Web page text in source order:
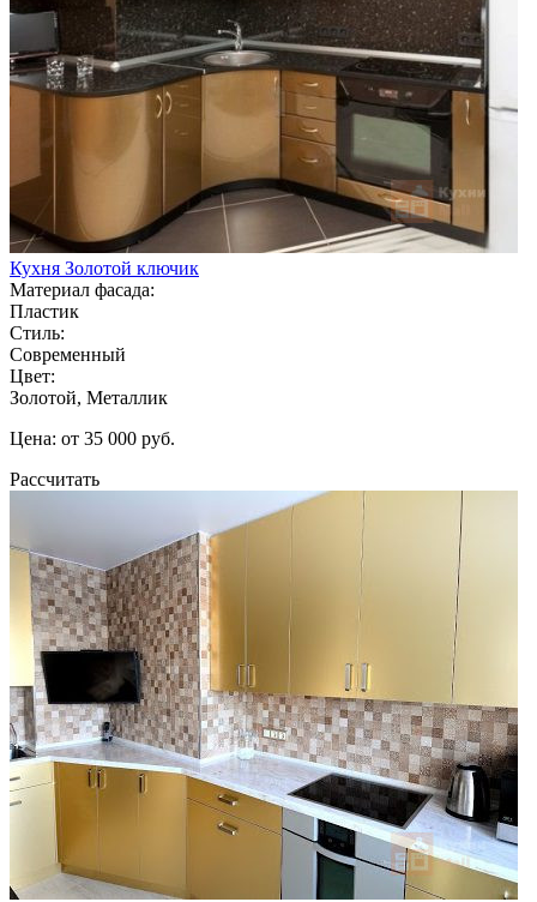
Кухня Золотой ключик
Материал фасада:
Пластик
Стиль:
Современный
Цвет:
Золотой, Металлик
Цена: от 35 000 руб.
Рассчитать